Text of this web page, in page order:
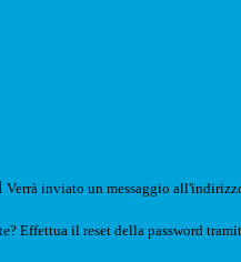
Verrà inviato un messaggio
Effettua il reset della password